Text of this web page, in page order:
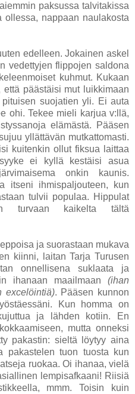
paksussa talvitakissa
nappaan naulakosta
edelleen. Jokainen askel
vedettyjen flippojen saldona
kuhmut. Kukaan
päästäisi mut luikkimaan
suojatien yli. Ei auta
ohi. Tekee mieli karjua v:llä,
elämästä. Pääsen
yllättävän mutkattomasti.
kuitenkin ollut fiksua laittaa
ei kyllä kestäisi asua
onkin kaunis.
itseni ihmispaljouteen, kun
tulvii populaa. Hippulat
turvaan kaikelta tältä
ja suorastaan mukava
kiinni, laitan Tarja Turusen
onnellisena suklaata ja
ihanaan maailmaan (ihan
excelöintiä). Pääsen kunnon
Kun homma on
ja lähden kotiin. En
mutta onneksi
pakastin: sieltä löytyy aina
pakastelen tuon tuosta kun
ruokaa. Oi ihanaa, vielä
lempisafkaani! Riisiä
mmm. Toisin kuin